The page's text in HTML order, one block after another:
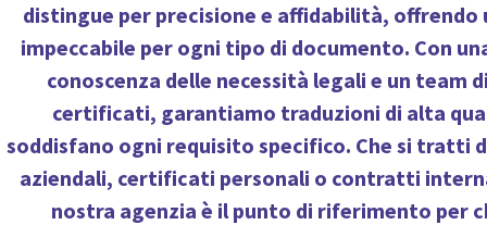
distingue per precisione e affidabilità, offrendo
impeccabile per ogni tipo di documento. Con
conoscenza delle necessità legali e un team
certificati, garantiamo traduzioni di alta
soddisfano ogni requisito specifico. Che si tratti
aziendali, certificati personali o contratti
nostra agenzia è il punto di riferimento per